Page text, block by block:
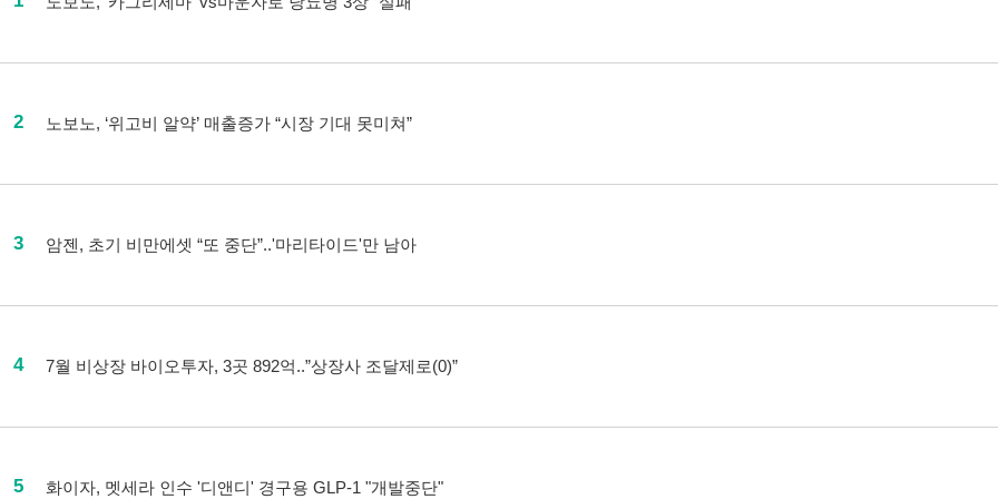
2 노보노, ‘위고비 알약’ 매출증가 “시장 기대 못미쳐”
3 암젠, 초기 비만에셋 “또 중단”..'마리타이드'만 남아
4 7월 비상장 바이오투자, 3곳 892억..”상장사 조달제로(0)”
5 화이자, 멧세라 인수 '디앤디' 경구용 GLP-1 "개발중단"